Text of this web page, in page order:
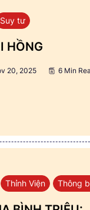
Suy tư
HỒNG
20, 2025 6 Min
Thỉnh Viện Thông